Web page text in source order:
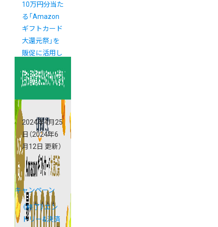
10万円分当た
る「Amazon
ギフトカード
大還元祭」を
販促に活用し
2024年4月25
日 （2024年6
月12日 更新）
キャンペーン
《終了》エン
トリー&決済